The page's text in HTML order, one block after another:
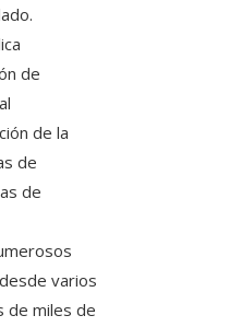
de
de la
de
de
varios
de miles de